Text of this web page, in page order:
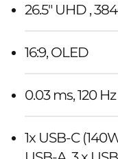
26.5" UHD ,
16:9, OLED
0.03 ms, 120 Hz
1x USB-C